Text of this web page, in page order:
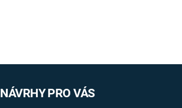
NÁVRHY PRO VÁS